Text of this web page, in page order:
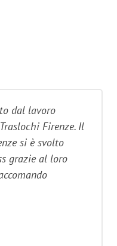
dal lavoro
Firenze. Il
si è svolto
grazie al loro